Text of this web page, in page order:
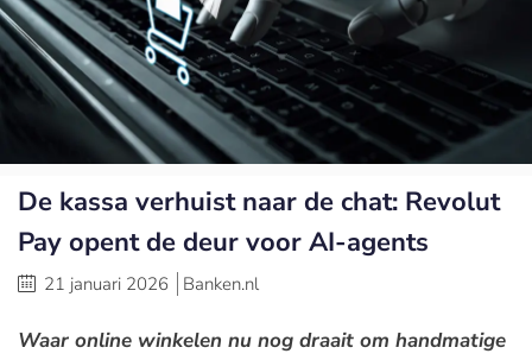
De kassa verhuist naar de chat: Revolut
Pay opent de deur voor AI-agents
21 januari 2026 Banken.nl
Waar online winkelen nu nog draait om handmatige